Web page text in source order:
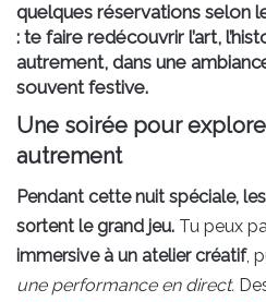
quelques réservations selon
: te faire redécouvrir l’art,
autrement, dans une
souvent festive.
Une soirée pour
autrement
Pendant cette nuit spéciale,
sortent le grand jeu. Tu peux
immersive à un atelier créatif,
une performance en direct.